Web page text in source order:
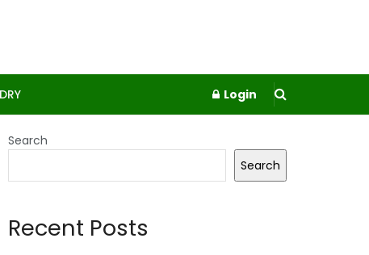
Login
Search
Search
Recent Posts